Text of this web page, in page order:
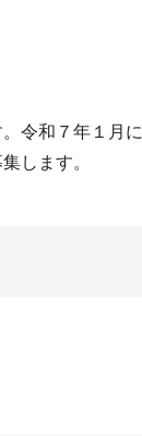
和７年１月
します。